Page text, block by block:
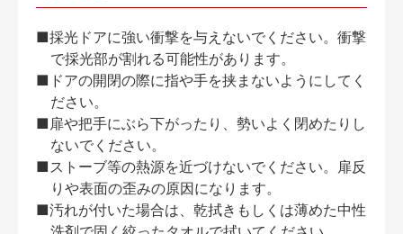
■採光ドアに強い衝撃を与えないでください。衝撃
で採光部が割れる可能性があります。
■ドアの開閉の際に指や手を挟まないようにしてく
ださい。
■扉や把手にぶら下がったり、勢いよく閉めたりし
ないでください。
■ストーブ等の熱源を近づけないでください。扉反
りや表面の歪みの原因になります。
■汚れが付いた場合は、乾拭きもしくは薄めた中性